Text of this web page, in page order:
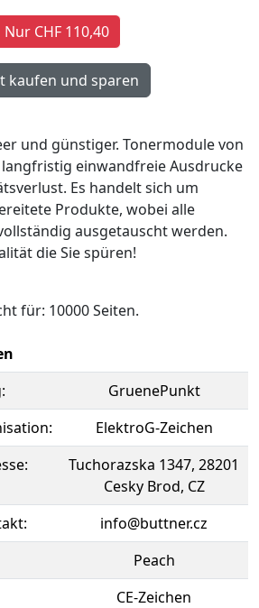
Nur CHF 110,40
und günstiger. Tonermodule von
einwandfreie Ausdrucke
Es handelt sich um
Produkte, wobei alle
ausgetauscht werden.
die Sie spüren!
für: 10000 Seiten.
GruenePunkt
ElektroG-Zeichen
Tuchorazska 1347, 28201
Cesky Brod, CZ
info@buttner.cz
Peach
CE-Zeichen